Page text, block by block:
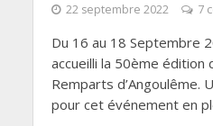
22 septembre 2022 7
Du 16 au 18 Septembre
accueilli la 50ème édition
Remparts d’Angoulême.
pour cet événement en